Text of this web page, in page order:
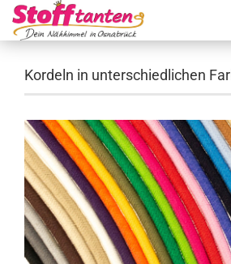
Kordeln in unterschiedlichen